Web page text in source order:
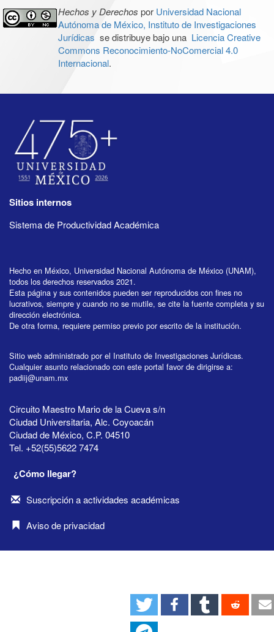
Hechos y Derechos por Universidad Nacional
Autónoma de México, Instituto de Investigaciones
Jurídicas se distribuye bajo una Licencia Creative
Commons Reconocimiento-NoComercial 4.0
Internacional.
Sitios internos
Sistema de Productividad Académica
Hecho en México, Universidad Nacional Autónoma de México (UNAM),
todos los derechos reservados 2021.
Esta página y sus contenidos pueden ser reproducidos con fines no
lucrativos, siempre y cuando no se mutile, se cite la fuente completa y su
dirección electrónica.
De otra forma, requiere permiso previo por escrito de la institución.
Sitio web administrado por el Instituto de Investigaciones Jurídicas.
Cualquier asunto relacionado con este portal favor de dirigirse a:
padiij@unam.mx
Circuito Maestro Mario de la Cueva s/n
Ciudad Universitaria, Alc. Coyoacán
Ciudad de México, C.P. 04510
Tel. +52(55)5622 7474
¿Cómo llegar?
Suscripción a actividades académicas
Aviso de privacidad